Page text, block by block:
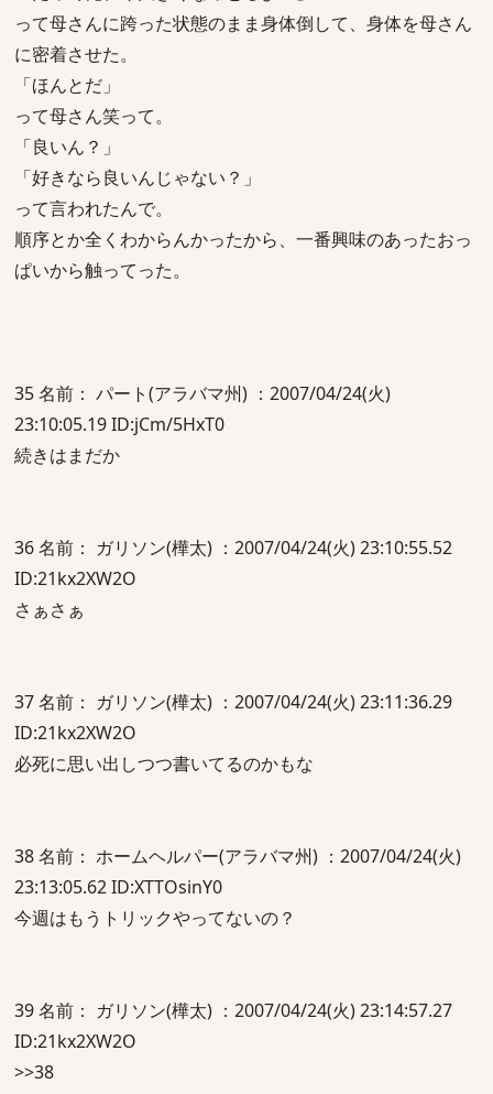
って母さんに跨った状態のまま身体倒して、身体を母さん
に密着させた。
「ほんとだ」
って母さん笑って。
「良いん？」
「好きなら良いんじゃない？」
って言われたんで。
順序とか全くわからんかったから、一番興味のあったおっ
ぱいから触ってった。
35 名前： パート(アラバマ州) ：2007/04/24(火)
23:10:05.19 ID:jCm/5HxT0
続きはまだか
36 名前： ガリソン(樺太) ：2007/04/24(火) 23:10:55.52
ID:21kx2XW2O
さぁさぁ
37 名前： ガリソン(樺太) ：2007/04/24(火) 23:11:36.29
ID:21kx2XW2O
必死に思い出しつつ書いてるのかもな
38 名前： ホームヘルパー(アラバマ州) ：2007/04/24(火)
23:13:05.62 ID:XTTOsinY0
今週はもうトリックやってないの？
39 名前： ガリソン(樺太) ：2007/04/24(火) 23:14:57.27
ID:21kx2XW2O
>>38